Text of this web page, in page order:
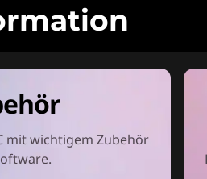
mit wichtigem Zubehör